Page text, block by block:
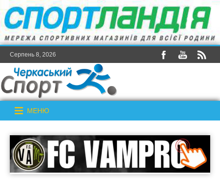
Серпень 8, 2026
МЕНЮ